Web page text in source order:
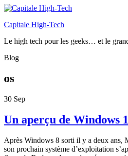
Capitale High-Tech
Le high tech pour les geeks… et le
Blog
os
30 Sep
Un aperçu de Windows
Après Windows 8 sorti il y a deux ans,
son prochain système d’exploitation